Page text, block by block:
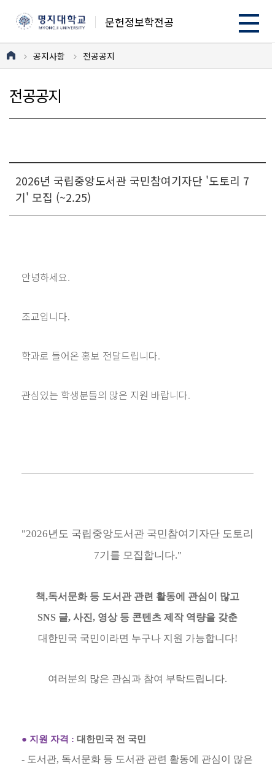
문헌정보학전공
공지사항 전공공지
전공공지
2026년 국립중앙도서관 국민참여기자단 '도토리 7
기' 모집 (~2.25)
안녕하세요.
조교입니다.
학과로 들어온 홍보 전달드립니다.
관심있는 학생분들의 많은 지원 바랍니다.
"2026년도 국립중앙도서관 국민참여기자단 도토리
7기를 모집합니다."
책,독서문화 등 도서관 관련 활동에 관심이 많고
SNS 글, 사진, 영상 등 콘텐츠 제작 역량을 갖춘
대한민국 국민이라면 누구나 지원 가능합니다!
여러분의 많은 관심과 참여 부탁드립니다.
● 지원 자격 : 대한민국 전 국민
- 도서관, 독서문화 등 도서관 관련 활동에 관심이 많은